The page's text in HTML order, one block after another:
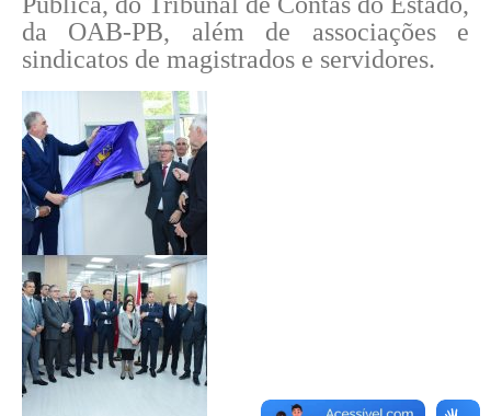
da OAB-PB, além de associações e
sindicatos de magistrados e servidores.